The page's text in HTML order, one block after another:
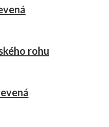
rohu